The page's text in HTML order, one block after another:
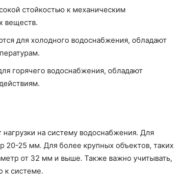
стойкостью к механическим
веществ.
для холодного водоснабжения, обладают
горячего водоснабжения, обладают
на систему водоснабжения. Для
25 мм. Для более крупных объектов, таких
от 32 мм и выше. Также важно учитывать,
к системе.